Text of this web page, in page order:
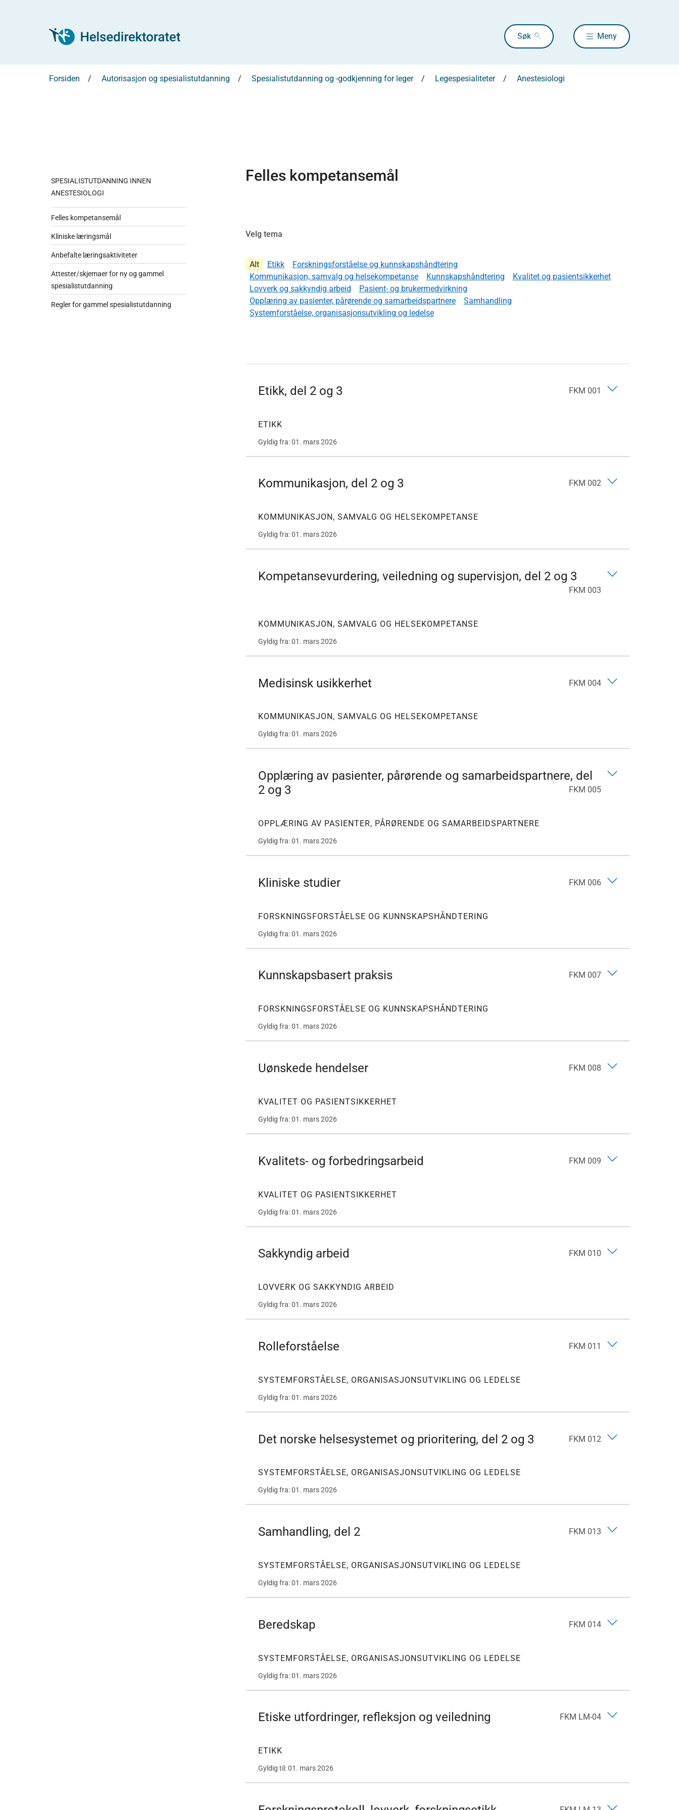
Søk Meny
Forsiden Autorisasjon og spesialistutdanning Spesialistutdanning og -godkjenning for leger Legespesialiteter Anestesiologi
SPESIALISTUTDANNING INNEN
ANESTESIOLOGI
Felles kompetansemål
Kliniske læringsmål
Anbefalte læringsaktiviteter
Attester/skjemaer for ny og gammel
spesialistutdanning
Regler for gammel spesialistutdanning
Felles kompetansemål
Velg tema
Alt Etikk
Forskningsforståelse og kunnskapshåndtering
Kommunikasjon, samvalg og helsekompetanse
Kunnskapshåndtering
Kvalitet og pasientsikkerhet
Lovverk og sakkyndig arbeid
Pasient- og brukermedvirkning
Opplæring av pasienter, pårørende og samarbeidspartnere
Samhandling
Systemforståelse, organisasjonsutvikling og ledelse
Etikk, del 2 og 3 FKM 001
ETIKK
Gyldig fra: 01. mars 2026
Kommunikasjon, del 2 og 3 FKM 002
KOMMUNIKASJON, SAMVALG OG HELSEKOMPETANSE
Gyldig fra: 01. mars 2026
Kompetansevurdering, veiledning og supervisjon, del 2 og 3
FKM 003
KOMMUNIKASJON, SAMVALG OG HELSEKOMPETANSE
Gyldig fra: 01. mars 2026
Medisinsk usikkerhet FKM 004
KOMMUNIKASJON, SAMVALG OG HELSEKOMPETANSE
Gyldig fra: 01. mars 2026
Opplæring av pasienter, pårørende og samarbeidspartnere, del
2 og 3
FKM 005
OPPLÆRING AV PASIENTER, PÅRØRENDE OG SAMARBEIDSPARTNERE
Gyldig fra: 01. mars 2026
Kliniske studier FKM 006
FORSKNINGSFORSTÅELSE OG KUNNSKAPSHÅNDTERING
Gyldig fra: 01. mars 2026
Kunnskapsbasert praksis FKM 007
FORSKNINGSFORSTÅELSE OG KUNNSKAPSHÅNDTERING
Gyldig fra: 01. mars 2026
Uønskede hendelser FKM 008
KVALITET OG PASIENTSIKKERHET
Gyldig fra: 01. mars 2026
Kvalitets- og forbedringsarbeid FKM 009
KVALITET OG PASIENTSIKKERHET
Gyldig fra: 01. mars 2026
Sakkyndig arbeid FKM 010
LOVVERK OG SAKKYNDIG ARBEID
Gyldig fra: 01. mars 2026
Rolleforståelse FKM 011
SYSTEMFORSTÅELSE, ORGANISASJONSUTVIKLING OG LEDELSE
Gyldig fra: 01. mars 2026
Det norske helsesystemet og prioritering, del 2 og 3 FKM 012
SYSTEMFORSTÅELSE, ORGANISASJONSUTVIKLING OG LEDELSE
Gyldig fra: 01. mars 2026
Samhandling, del 2 FKM 013
SYSTEMFORSTÅELSE, ORGANISASJONSUTVIKLING OG LEDELSE
Gyldig fra: 01. mars 2026
Beredskap FKM 014
SYSTEMFORSTÅELSE, ORGANISASJONSUTVIKLING OG LEDELSE
Gyldig fra: 01. mars 2026
Etiske utfordringer, refleksjon og veiledning FKM LM-04
ETIKK
Gyldig til: 01. mars 2026